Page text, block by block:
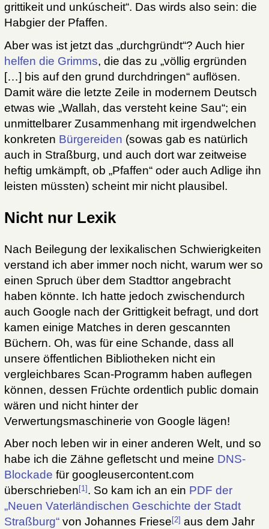
grittikeit und unkúscheit“. Das wirds also sein: die
Habgier der Pfaffen.
Aber was ist jetzt das „durchgründt“? Auch hier
helfen die Grimms, die das zu „völlig ergründen
[…] bis auf den grund durchdringen“ auflösen.
Damit wäre die letzte Zeile in modernem Deutsch
etwas wie „Wallah, das versteht keine Sau“; ein
unmittelbarer Zusammenhang mit irgendwelchen
konkreten Bürgereiden (sowas gab es natürlich
auch in Straßburg, und auch dort war zeitweise
heftig umkämpft, ob „Pfaffen“ oder auch Adlige ihn
leisten müssten) scheint mir nicht plausibel.
Nicht nur Lexik
Nach Beilegung der lexikalischen Schwierigkeiten
verstand ich aber immer noch nicht, warum wer so
einen Spruch über dem Stadttor angebracht
haben könnte. Ich hatte jedoch zwischendurch
auch Google nach der Grittigkeit befragt, und dort
kamen einige Matches in deren gescannten
Büchern. Oh, was für eine Schande, dass all
unsere öffentlichen Bibliotheken nicht ein
vergleichbares Scan-Programm haben auflegen
können, dessen Früchte ordentlich public domain
wären und nicht hinter der
Verwertungsmaschinerie von Google lägen!
Aber noch leben wir in einer anderen Welt, und so
habe ich die Zähne gefletscht und meine DNS-
Blockade für googleusercontent.com
überschrieben [1] . So kam ich an ein PDF der
„Neuen Vaterländischen Geschichte der Stadt
Straßburg“von Johannes Friese [2] aus dem Jahr